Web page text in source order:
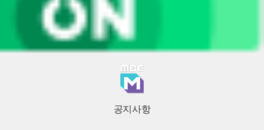
공지사항